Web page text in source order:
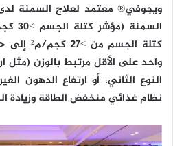
ويجوفي® معتمد لعلاج السمنة
واحد على الأقل مرتبط بالوزن (مثل
النوع الثاني، أو ارتفاع الدهون
نظام غذائي منخفض الطاقة وزيادة